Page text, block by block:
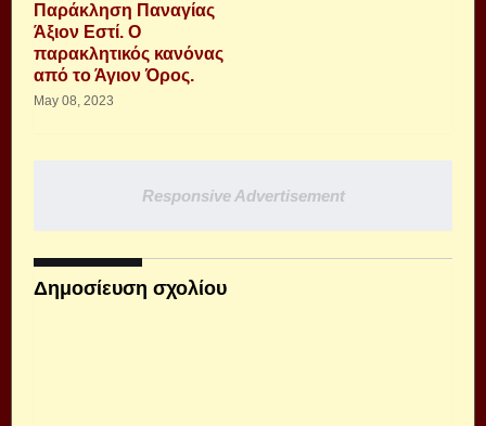
Παράκληση Παναγίας
Άξιον Εστί. Ο
παρακλητικός κανόνας
από το Άγιον Όρος.
May 08, 2023
Responsive Advertisement
Δημοσίευση σχολίου